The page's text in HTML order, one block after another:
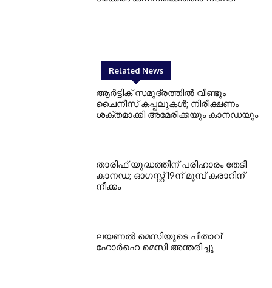
Related News
ആർട്ടിക് സമുദ്രത്തിൽ വീണ്ടും
ചൈനീസ് കപ്പലുകൾ; നിരീക്ഷണം
ശക്തമാക്കി അമേരിക്കയും കാനഡയും
താരിഫ് യുദ്ധത്തിന് പരിഹാരം തേടി
കാനഡ; ഓഗസ്റ്റ് 19ന് മുമ്പ് കരാറിന്
നീക്കം
ലയണൽ മെസിയുടെ പിതാവ്
ഹോർഹെ മെസി അന്തരിച്ചു